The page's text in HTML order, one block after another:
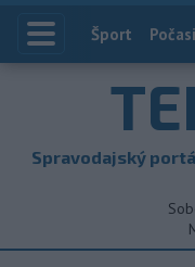
Index
Šport
Spravodajský